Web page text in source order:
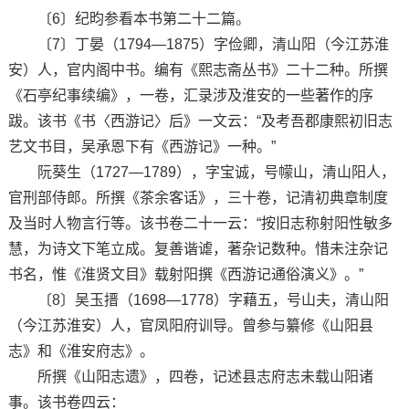
〔6〕纪昀参看本书第二十二篇。
〔7〕丁晏（1794—1875）字俭卿，清山阳（今江苏淮
安）人，官内阁中书。编有《熙志斋丛书》二十二种。所撰
《石亭纪事续编》，一卷，汇录涉及淮安的一些著作的序
跋。该书《书〈西游记〉后》一文云：“及考吾郡康熙初旧志
艺文书目，吴承恩下有《西游记》一种。”
阮葵生（1727—1789），字宝诚，号幪山，清山阳人，
官刑部侍郎。所撰《茶余客话》，三十卷，记清初典章制度
及当时人物言行等。该书卷二十一云：“按旧志称射阳性敏多
慧，为诗文下笔立成。复善谐谑，著杂记数种。惜未注杂记
书名，惟《淮贤文目》载射阳撰《西游记通俗演义》。”
〔8〕吴玉搢（1698—1778）字藉五，号山夫，清山阳
（今江苏淮安）人，官凤阳府训导。曾参与纂修《山阳县
志》和《淮安府志》。
所撰《山阳志遗》，四卷，记述县志府志未载山阳诸
事。该书卷四云：